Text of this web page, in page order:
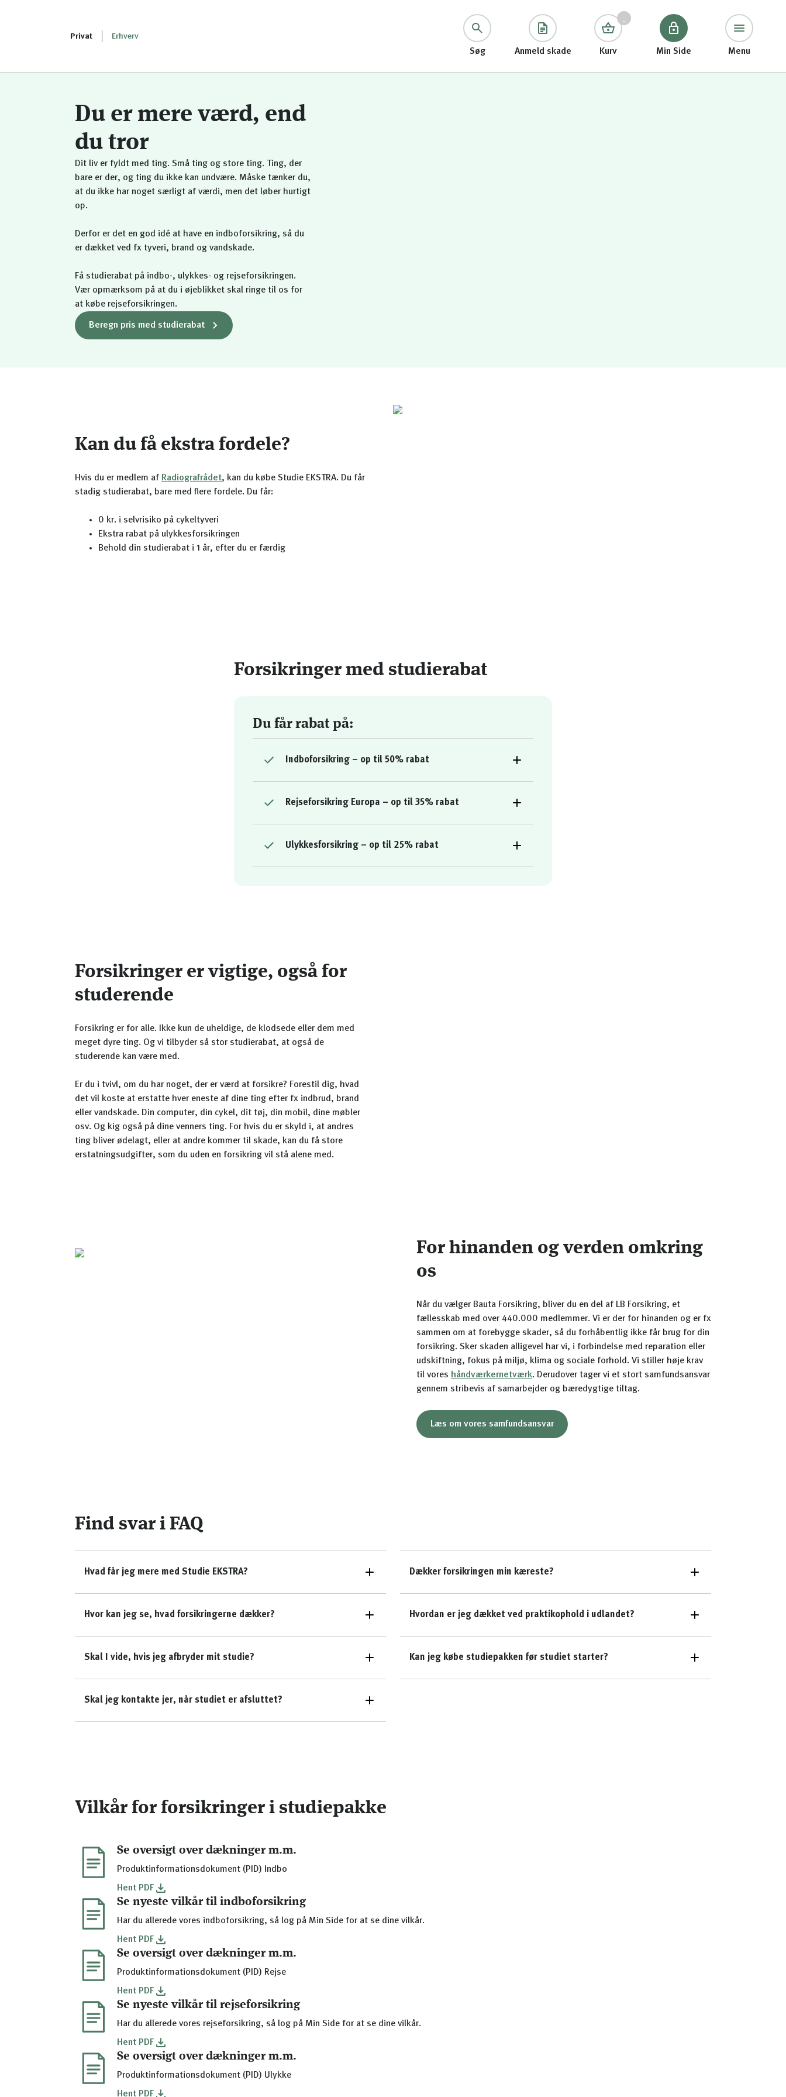
Privat Erhverv
Søg Anmeld skade Kurv Min Side Menu
Du er mere værd, end
du tror
Dit liv er fyldt med ting. Små ting og store ting. Ting, der
bare er der, og ting du ikke kan undvære. Måske tænker du,
at du ikke har noget særligt af værdi, men det løber hurtigt
op.
Derfor er det en god idé at have en indboforsikring, så du
er dækket ved fx tyveri, brand og vandskade.
Få studierabat på indbo-, ulykkes- og rejseforsikringen.
Vær opmærksom på at du i øjeblikket skal ringe til os for
at købe rejseforsikringen.
Beregn pris med studierabat
Kan du få ekstra fordele?
Hvis du er medlem af Radiografrådet, kan du købe Studie EKSTRA. Du får
stadig studierabat, bare med flere fordele. Du får:
0 kr. i selvrisiko på cykeltyveri
Ekstra rabat på ulykkesforsikringen
Behold din studierabat i 1 år, efter du er færdig
Forsikringer med studierabat
Du får rabat på:
Indboforsikring – op til 50% rabat
Rejseforsikring Europa – op til 35% rabat
Ulykkesforsikring – op til 25% rabat
Forsikringer er vigtige, også for
studerende
Forsikring er for alle. Ikke kun de uheldige, de klodsede eller dem med
meget dyre ting. Og vi tilbyder så stor studierabat, at også de
studerende kan være med.
Er du i tvivl, om du har noget, der er værd at forsikre? Forestil dig, hvad
det vil koste at erstatte hver eneste af dine ting efter fx indbrud, brand
eller vandskade. Din computer, din cykel, dit tøj, din mobil, dine møbler
osv. Og kig også på dine venners ting. For hvis du er skyld i, at andres
ting bliver ødelagt, eller at andre kommer til skade, kan du få store
erstatningsudgifter, som du uden en forsikring vil stå alene med.
For hinanden og verden omkring
os
Når du vælger Bauta Forsikring, bliver du en del af LB Forsikring, et
fællesskab med over 440.000 medlemmer. Vi er der for hinanden og er fx
sammen om at forebygge skader, så du forhåbentlig ikke får brug for din
forsikring. Sker skaden alligevel har vi, i forbindelse med reparation eller
udskiftning, fokus på miljø, klima og sociale forhold. Vi stiller høje krav
til vores håndværkernetværk. Derudover tager vi et stort samfundsansvar
gennem stribevis af samarbejder og bæredygtige tiltag.
Læs om vores samfundsansvar
Find svar i FAQ
Hvad får jeg mere med Studie EKSTRA?
Hvor kan jeg se, hvad forsikringerne dækker?
Skal I vide, hvis jeg afbryder mit studie?
Skal jeg kontakte jer, når studiet er afsluttet?
Dækker forsikringen min kæreste?
Hvordan er jeg dækket ved praktikophold i udlandet?
Kan jeg købe studiepakken før studiet starter?
Vilkår for forsikringer i studiepakke
Se oversigt over dækninger m.m.
Produktinformationsdokument (PID) Indbo
Hent PDF
Se nyeste vilkår til indboforsikring
Har du allerede vores indboforsikring, så log på Min Side for at se dine vilkår.
Hent PDF
Se oversigt over dækninger m.m.
Produktinformationsdokument (PID) Rejse
Hent PDF
Se nyeste vilkår til rejseforsikring
Har du allerede vores rejseforsikring, så log på Min Side for at se dine vilkår.
Hent PDF
Se oversigt over dækninger m.m.
Produktinformationsdokument (PID) Ulykke
Hent PDF